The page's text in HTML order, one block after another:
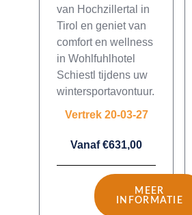
van Hochzillertal in
Tirol en geniet van
comfort en wellness
in Wohlfuhlhotel
Schiestl tijdens uw
wintersportavontuur.
Vertrek 20-03-27
Vanaf €631,00
MEER
INFORMATIE